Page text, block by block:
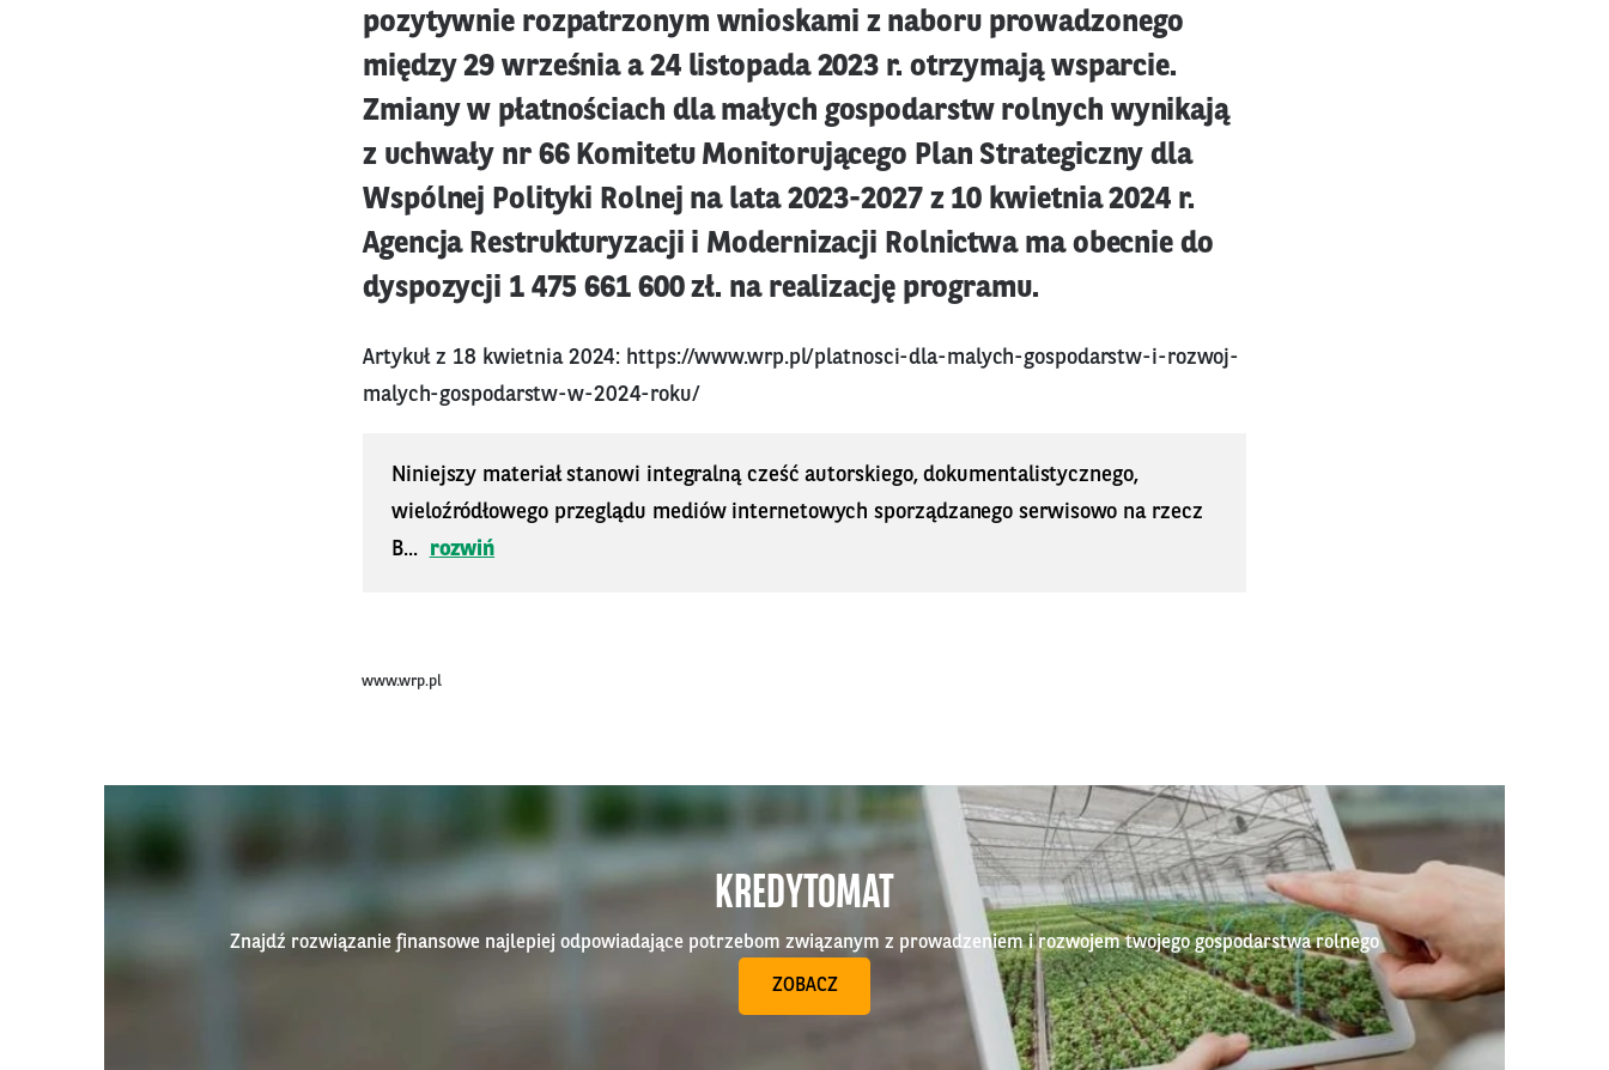
pozytywnie rozpatrzonym wnioskami z naboru prowadzonego
między 29 września a 24 listopada 2023 r. otrzymają wsparcie.
Zmiany w płatnościach dla małych gospodarstw rolnych wynikają
z uchwały nr 66 Komitetu Monitorującego Plan Strategiczny dla
Wspólnej Polityki Rolnej na lata 2023-2027 z 10 kwietnia 2024 r.
Agencja Restrukturyzacji i Modernizacji Rolnictwa ma obecnie do
dyspozycji 1 475 661 600 zł. na realizację programu.
Artykuł z 18 kwietnia 2024: https://www.wrp.pl/platnosci-dla-malych-gospodarstw-i-rozwoj-
malych-gospodarstw-w-2024-roku/
Niniejszy materiał stanowi integralną cześć autorskiego, dokumentalistycznego,
wieloźródłowego przeglądu mediów internetowych sporządzanego serwisowo na rzecz
B...
rozwiń
www.wrp.pl
KREDYTOMAT
Znajdź rozwiązanie finansowe najlepiej odpowiadające potrzebom związanym z prowadzeniem i rozwojem twojego gospodarstwa rolnego
ZOBACZ